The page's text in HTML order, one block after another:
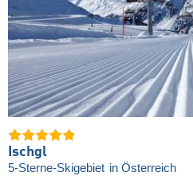
Ischgl
5-Sterne-Skigebiet in Österreich